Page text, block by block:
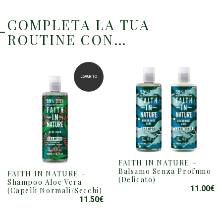
COMPLETA LA TUA
ROUTINE CON…
ESAURITO
FAITH IN NATURE –
Shampoo Aloe Vera
(Capelli Normali/Secchi)
11.50€
FAITH IN NATURE –
Balsamo Senza Profumo
(Delicato)
11.00€